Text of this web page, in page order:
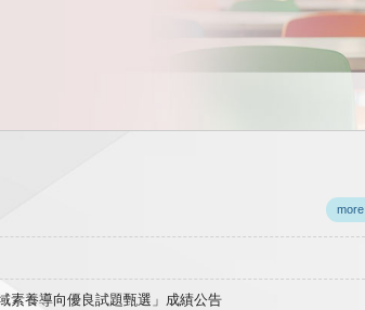
more
素養導向優良試題甄選」成績公告